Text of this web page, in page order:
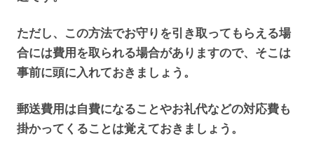
ただし、この方法でお守りを引き取ってもらえる場
合には費用を取られる場合がありますので、そこは
事前に頭に入れておきましょう。
郵送費用は自費になることやお礼代などの対応費も
掛かってくることは覚えておきましょう。